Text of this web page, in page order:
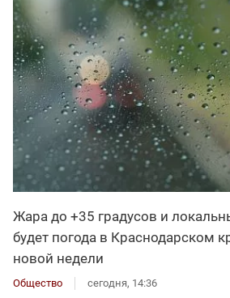
Жара до +35 градусов и
будет погода в Краснодарском
новой недели
Общество сегодня, 14:36